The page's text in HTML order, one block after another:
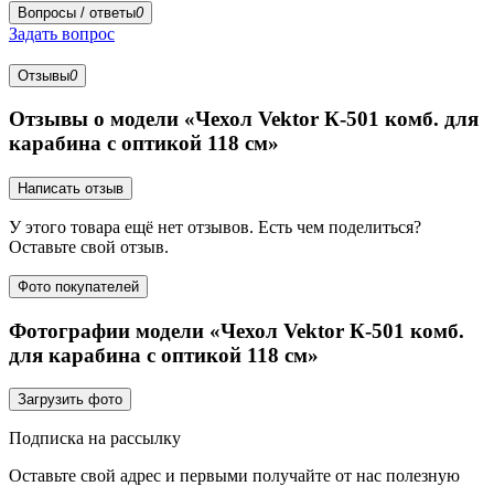
Вопросы / ответы0
Задать вопрос
Отзывы0
Отзывы о модели «Чехол Vektor К-501 комб. для
карабина с оптикой 118 см»
Написать отзыв
У этого товара ещё нет отзывов. Есть чем поделиться?
Оставьте свой отзыв.
Фото покупателей
Фотографии модели «Чехол Vektor К-501 комб.
для карабина с оптикой 118 см»
Загрузить фото
Подписка на рассылку
Оставьте свой адрес и первыми получайте от нас полезную